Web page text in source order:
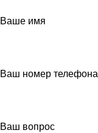
Ваше имя
Ваш номер телефона
Ваш вопрос